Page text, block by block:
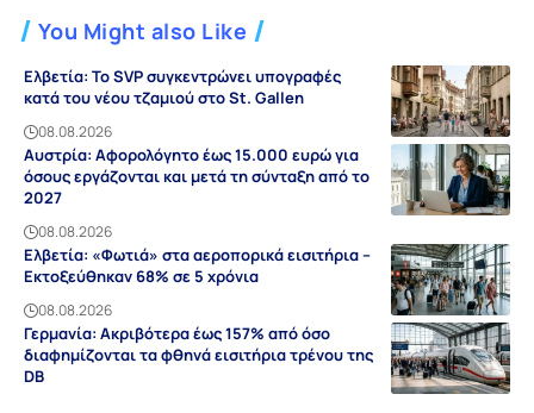
You Might also Like
Ελβετία: Το SVP συγκεντρώνει υπογραφές
κατά του νέου τζαμιού στο St. Gallen
08.08.2026
Αυστρία: Αφορολόγητο έως 15.000 ευρώ για
όσους εργάζονται και μετά τη σύνταξη από το
2027
08.08.2026
Ελβετία: «Φωτιά» στα αεροπορικά εισιτήρια –
Εκτοξεύθηκαν 68% σε 5 χρόνια
08.08.2026
Γερμανία: Ακριβότερα έως 157% από όσο
διαφημίζονται τα φθηνά εισιτήρια τρένου της
DB